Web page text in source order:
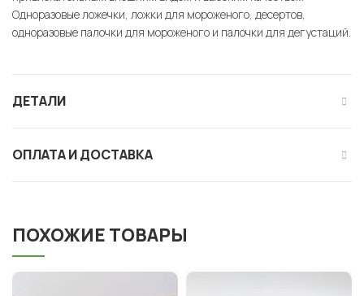
Одноразовые ложечки, ложки для мороженого, десертов,
одноразовые палочки для мороженого и палочки для дегустаций.
ДЕТАЛИ
ОПЛАТА И ДОСТАВКА
ПОХОЖИЕ ТОВАРЫ